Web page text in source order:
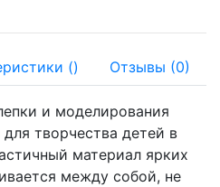
() Отзывы (0)
и моделирования
творчества детей в
материал ярких
между собой, не